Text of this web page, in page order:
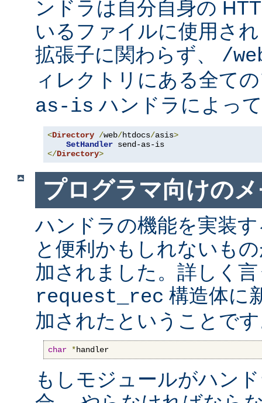
ンドラは自分自身の
いるファイルに使用さ
拡張子に関わらず、 /
ィレクトリにある全て
as-is ハンドラによっ
<Directory /web/htdocs/asis>
SetHandler
</Directory>
プログラマ向けの
ハンドラの機能を実装
と便利かもしれないも
加されました。詳しく
request_rec 構造体に
加されたということで
char *handler
もしモジュールがハン